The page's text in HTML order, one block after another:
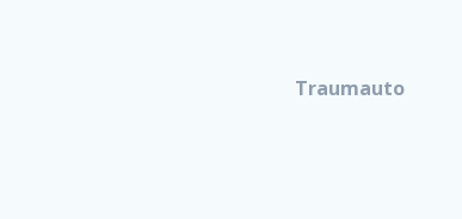
Traumauto